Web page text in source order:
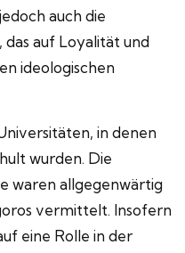
auch die
auf Loyalität und
ideologischen
in denen
wurden. Die
waren allgegenwärtig
vermittelt. Insofern
eine Rolle in der